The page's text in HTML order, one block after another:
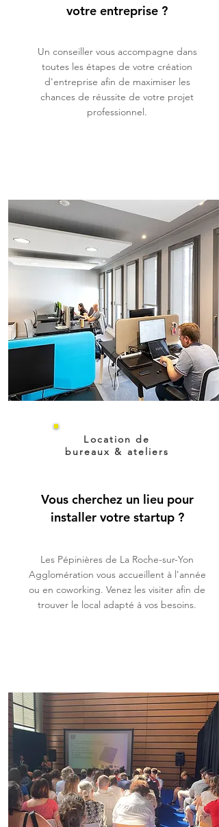
votre entreprise ?
Un conseiller vous accompagne dans
toutes les étapes de votre création
d'entreprise afin de maximiser les
chances de réussite de votre projet
professionnel.
Location de
bureaux & ateliers
Vous cherchez un lieu pour
installer votre startup ?
Les Pépinières de La Roche-sur-Yon
Agglomération vous accueillent à l'année
ou en coworking. Venez les visiter afin de
trouver le local adapté à vos besoins.